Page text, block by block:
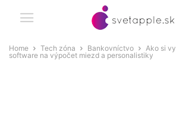
Home Tech zóna Bankovníctvo
Ako si
software na výpočet miezd a personalistiky